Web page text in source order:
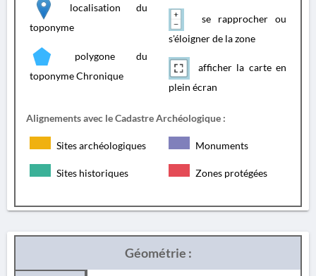
localisation du
toponyme
polygone du
toponyme Chronique
se rapprocher ou
s'éloigner de la zone
afficher la carte en
plein écran
Alignements avec le Cadastre Archéologique :
Sites archéologiques Monuments
Sites historiques Zones protégées
Géométrie :